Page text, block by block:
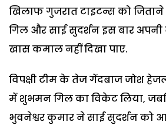
खिलाफ गुजरात टाइटन्स को
गिल और साई सुदर्शन इस बार
खास कमाल नहीं दिखा पाए.
विपक्षी टीम के तेज गेंदबाज जोश
में शुभमन गिल का विकेट लिया,
भुवनेश्वर कुमार ने साई सुदर्शन को